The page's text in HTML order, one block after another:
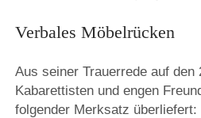
Verbales Möbelrücken
Aus seiner Trauerrede auf den
Kabarettisten und engen
folgender Merksatz überliefert: